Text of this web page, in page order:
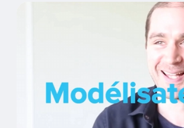
Focus Métier | Modélisateur